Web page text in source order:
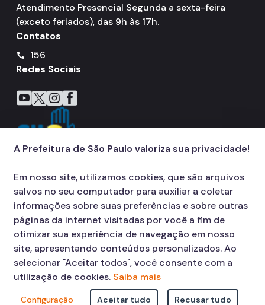
Atendimento Presencial Segunda a sexta-feira
(exceto feriados), das 9h às 17h.
Contatos
call
156
Redes Sociais
Icone do YouTube
Icone do X
Icone do Instagram
Icone do Facebook
A Prefeitura de São Paulo valoriza sua privacidade!
Em nosso site, utilizamos cookies, que são arquivos
salvos no seu computador para auxiliar a coletar
informações sobre suas preferências e sobre outras
páginas da internet visitadas por você a fim de
otimizar sua experiência de navegação em nosso
site, apresentando conteúdos personalizados. Ao
selecionar "Aceitar todos", você consente com a
utilização de cookies. Saiba mais
Configuração Aceitar tudo Recusar tudo